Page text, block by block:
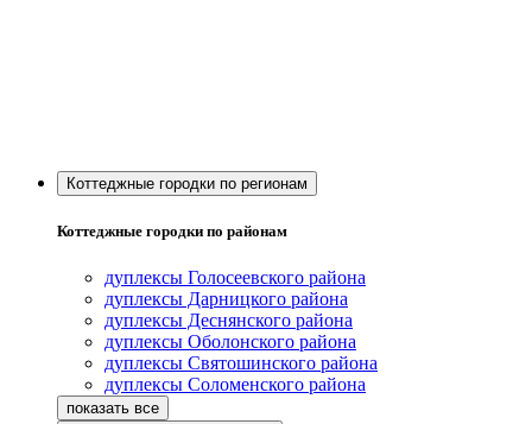
Коттеджные городки по регионам
Коттеджные городки по районам
дуплексы Голосеевского района
дуплексы Дарницкого района
дуплексы Деснянского района
дуплексы Оболонского района
дуплексы Святошинского района
дуплексы Соломенского района